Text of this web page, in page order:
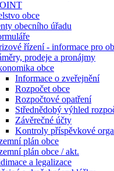
obce
obecního úřadu
řízení - informace pro
prodeje a pronájmy
obce
Informace o zveřejnění
Rozpočet obce
Rozpočtové opatření
Střednědobý výhled
Závěrečné účty
Kontroly příspěvkové
plán obce
plán obce / akt.
a legalizace